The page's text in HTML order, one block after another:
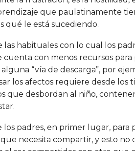
que paulatinamente
qué le está sucediendo.
habituales con lo cual los
con menos recursos
“vía de descarga”, por
los afectos requiere desde
que desbordan al niño,
padres, en primer lugar,
necesita compartir, y esto